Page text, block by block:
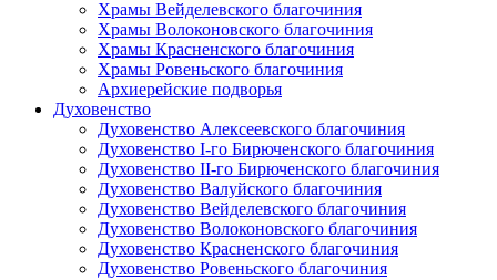
Храмы Вейделевского благочиния
Храмы Волоконовского благочиния
Храмы Красненского благочиния
Храмы Ровеньского благочиния
Архиерейские подворья
Духовенство
Духовенство Алексеевского благочиния
Духовенство I-го Бирюченского благочиния
Духовенство II-го Бирюченского благочиния
Духовенство Валуйского благочиния
Духовенство Вейделевского благочиния
Духовенство Волоконовского благочиния
Духовенство Красненского благочиния
Духовенство Ровеньского благочиния